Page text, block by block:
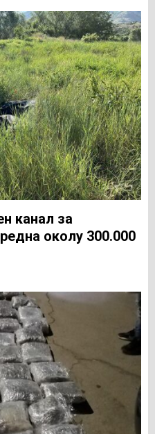
канал за
околу 300.000